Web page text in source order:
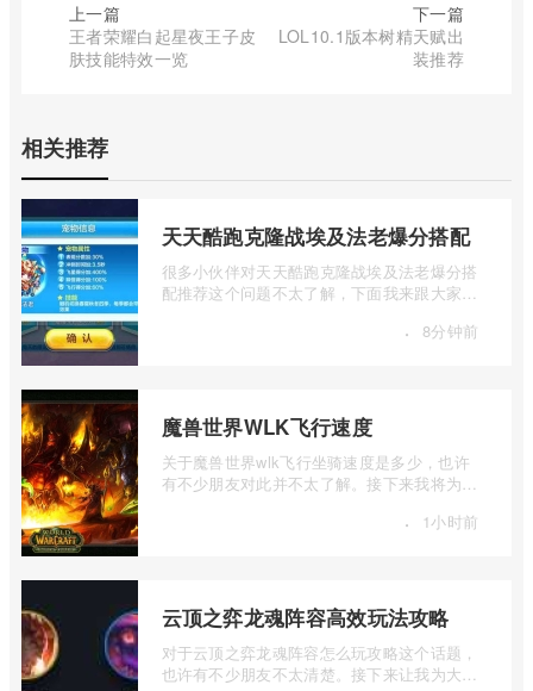
上一篇
王者荣耀白起星夜王子皮
肤技能特效一览
下一篇
LOL10.1版本树精天赋出
装推荐
相关推荐
天天酷跑克隆战埃及法老爆分搭配
很多小伙伴对天天酷跑克隆战埃及法老爆分搭
配推荐这个问题不太了解，下面我来跟大家介
· 8分钟前
魔兽世界WLK飞行速度
关于魔兽世界wlk飞行坐骑速度是多少，也许
有不少朋友对此并不太了解。接下来我将为大
· 1小时前
云顶之弈龙魂阵容高效玩法攻略
对于云顶之弈龙魂阵容怎么玩攻略这个话题，
也许有不少朋友不太清楚。接下来让我为大家